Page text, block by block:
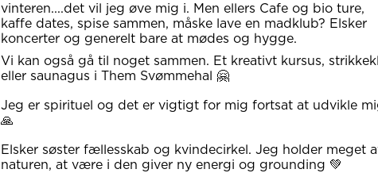
vinteren....det vil jeg øve mig i. Men ellers Cafe og bio ture,
kaffe dates, spise sammen, måske lave en madklub? Elsker
koncerter og generelt bare at mødes og hygge.
Vi kan også gå til noget sammen. Et kreativt kursus,
eller saunagus i Them Svømmehal 🤗
Jeg er spirituel og det er vigtigt for mig fortsat at udvikle
🙏
Elsker søster fællesskab og kvindecirkel. Jeg holder meget
naturen, at være i den giver ny energi og grounding 💚